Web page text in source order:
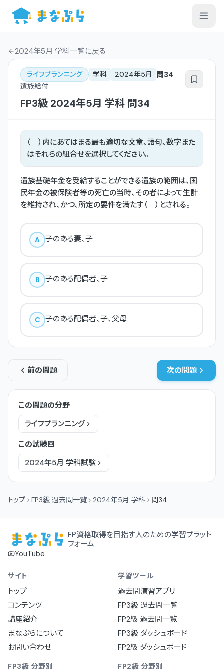
2024年5月 学科一覧に戻る
ライフプランニング 学科 2024年5月 問34
遺族給付
FP3級 2024年5月 学科 問34
（ ）内にあてはまる最も適切な文章、語句、数字また
はそれらの組合せを選択してください。
遺族基礎年金を受給することができる遺族の範囲は、国
民年金の被保険者等の死亡の当時、その者によって生計
を維持され、かつ、所定の要件を満たす（ ）とされる。
A 子のある妻、子
B 子のある配偶者、子
C 子のある配偶者、子、父母
前の問題 次の問題
この問題の分野
ライフプランニング
この試験回
2024年5月 学科試験
トップ FP3級 過去問一覧 2024年5月 学科 問34
FP資格取得を目指す人のための学習プラット
フォーム
YouTube
サイト
トップ
コンテンツ
講座紹介
まなぷらについて
お問い合わせ
学習ツール
過去問演習アプリ
FP3級 過去問一覧
FP2級 過去問一覧
FP3級 ダッシュボード
FP2級 ダッシュボード
FP3級 分野別 FP2級 分野別